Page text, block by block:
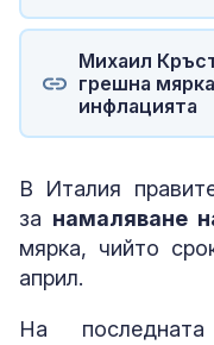
Михаил
грешна
инфлацията
В Италия
за намаляване
мярка, чийто
април.
На